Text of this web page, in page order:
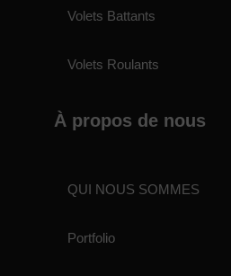
Volets Battants
Volets Roulants
À propos de nous
QUI NOUS SOMMES
Portfolio